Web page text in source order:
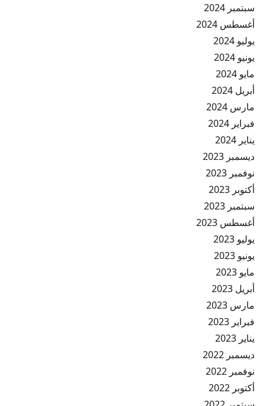
سبتمبر 2024
أغسطس 2024
يوليو 2024
يونيو 2024
مايو 2024
أبريل 2024
مارس 2024
فبراير 2024
يناير 2024
ديسمبر 2023
نوفمبر 2023
أكتوبر 2023
سبتمبر 2023
أغسطس 2023
يوليو 2023
يونيو 2023
مايو 2023
أبريل 2023
مارس 2023
فبراير 2023
يناير 2023
ديسمبر 2022
نوفمبر 2022
أكتوبر 2022